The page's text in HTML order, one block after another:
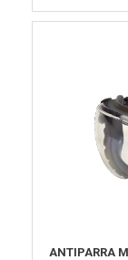
ANTIPARRA